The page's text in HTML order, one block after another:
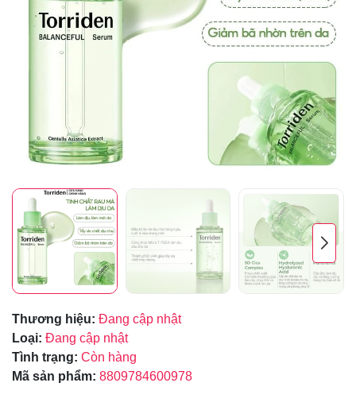
Thương hiệu: Đang cập nhật
Loại: Đang cập nhật
Tình trạng: Còn hàng
Mã sản phẩm: 8809784600978
Mã giảm giá: